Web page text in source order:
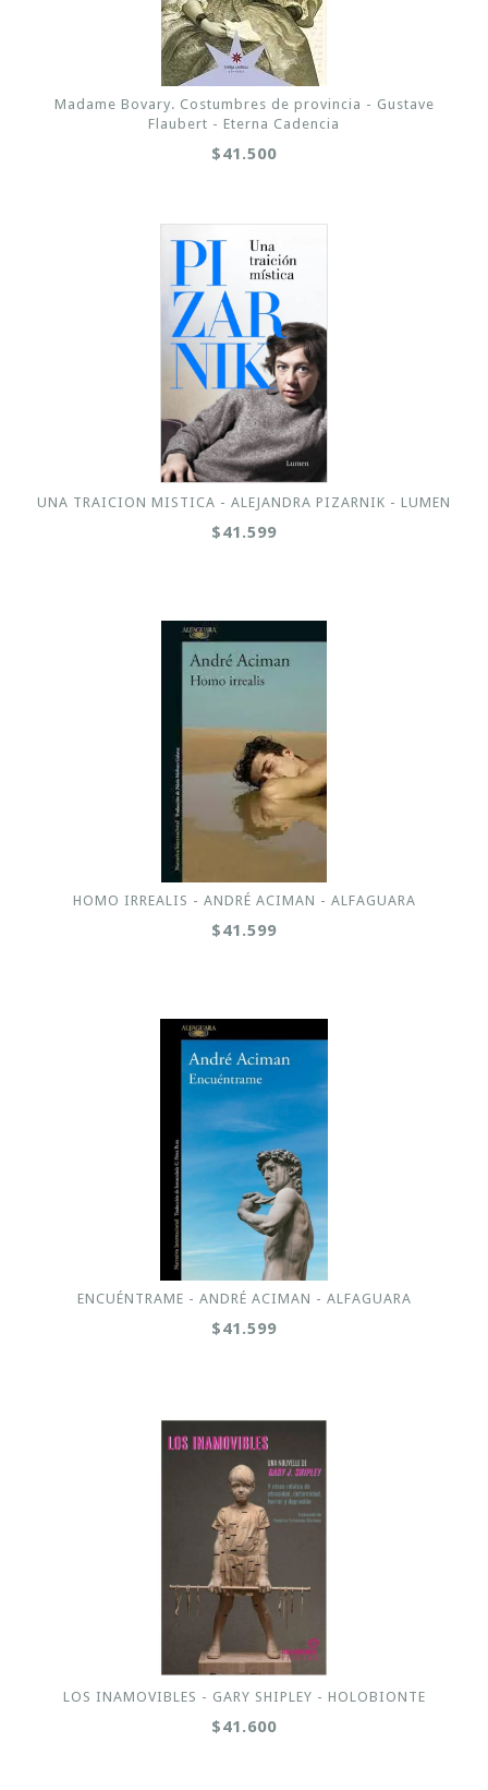
Madame Bovary. Costumbres de provincia - Gustave
Flaubert - Eterna Cadencia
$41.500
UNA TRAICION MISTICA - ALEJANDRA PIZARNIK - LUMEN
$41.599
HOMO IRREALIS - ANDRÉ ACIMAN - ALFAGUARA
$41.599
ENCUÉNTRAME - ANDRÉ ACIMAN - ALFAGUARA
$41.599
LOS INAMOVIBLES - GARY SHIPLEY - HOLOBIONTE
$41.600